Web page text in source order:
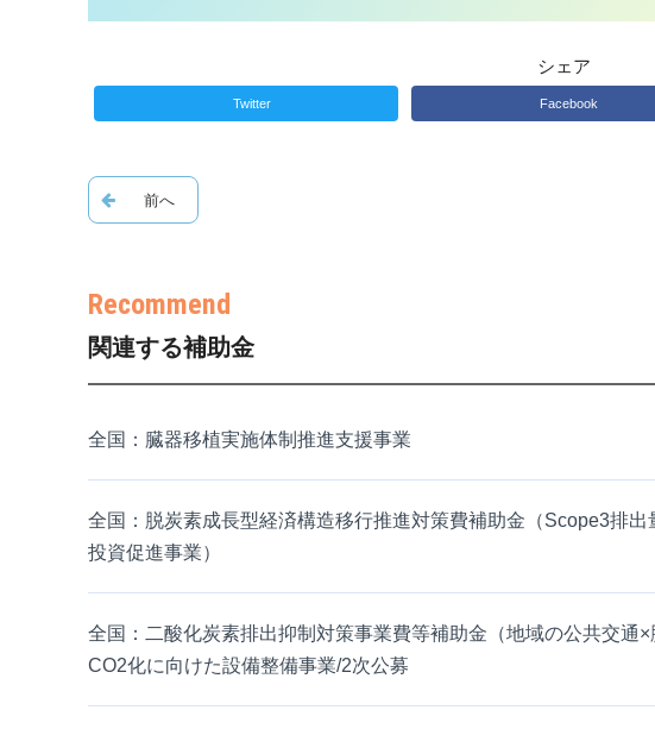
シェア
Twitter Facebook
関連する補助金
全国：臓器移植実施体制推進支援事業
全国：脱炭素成長型経済構造移行推進対策費補助金（Scope3排
投資促進事業）
全国：二酸化炭素排出抑制対策事業費等補助金（地域の公共交通
CO2化に向けた設備整備事業/2次公募